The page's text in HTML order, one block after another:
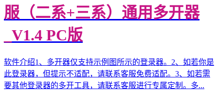
服（二系+三系）通用多开器
_V1.4 PC版
软件介绍1、多开器仅支持示例图所示的登录器。2、如若你是
此登录器，但提示不适配，请联系客服免费适配。3、如若需
要其他登录器的多开工具，请联系客服进行专属定制。多...